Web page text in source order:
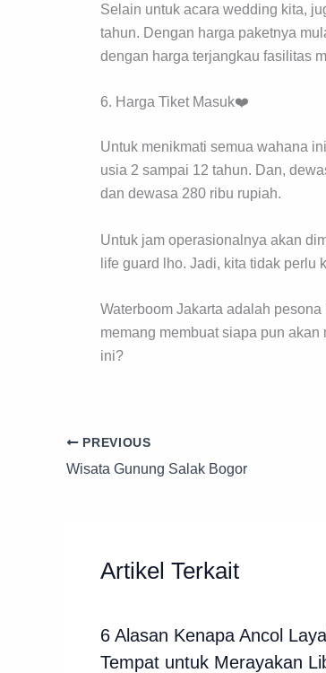
Selain untuk acara wedding kita,
tahun. Dengan harga paketnya
dengan harga terjangkau fasilitas
6. Harga Tiket Masuk❤️
Untuk menikmati semua wahana
usia 2 sampai 12 tahun. Dan,
dan dewasa 280 ribu rupiah.
Untuk jam operasionalnya akan
life guard lho. Jadi, kita tidak perlu
Waterboom Jakarta adalah
memang membuat siapa pun
ini?
PREVIOUS
Wisata Gunung Salak Bogor
Artikel Terkait
6 Alasan Kenapa Ancol
Tempat untuk Merayakan